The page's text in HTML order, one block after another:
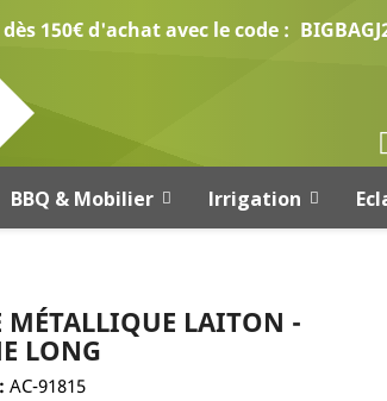
150€ d'achat avec le code :
BBQ & Mobilier Irrigation
MÉTALLIQUE LAITON -
LONG
AC-91815